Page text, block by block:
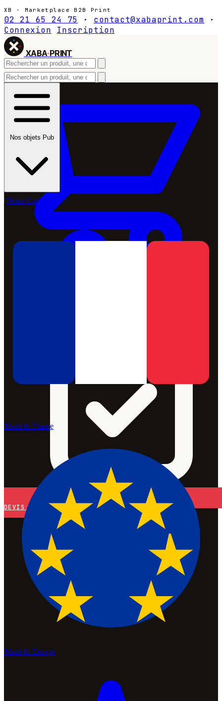
XB · Marketplace B2B Print
02 21 65 24 75 · contact@xabaprint.com
·
Connexion
Inscription
XABA·PRINT
DEVIS
Nos objets Pub
Notre Catalogue
Made In France
Made In Europe